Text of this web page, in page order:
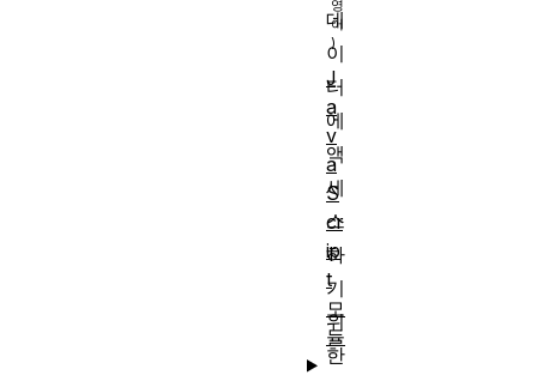
데
이
터
에
액
세
스
하
기
위
한
J
a
v
a
S
cr
ip
t
모
듈